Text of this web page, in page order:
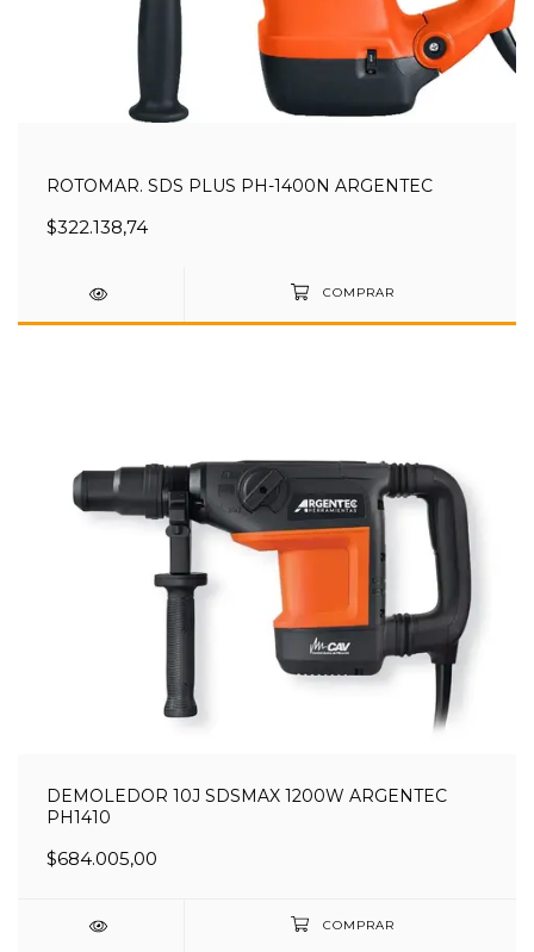
ROTOMAR. SDS PLUS PH-1400N ARGENTEC
$322.138,74
DEMOLEDOR 10J SDSMAX 1200W ARGENTEC
PH1410
$684.005,00